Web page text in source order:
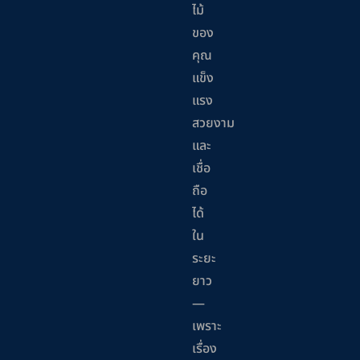
ไม้
ของ
คุณ
แข็ง
แรง
สวยงาม
และ
เชื่อ
ถือ
ได้
ใน
ระยะ
ยาว
—
เพราะ
เรื่อง